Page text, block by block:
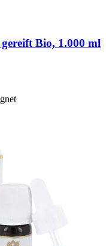
gereift Bio, 1.000 ml